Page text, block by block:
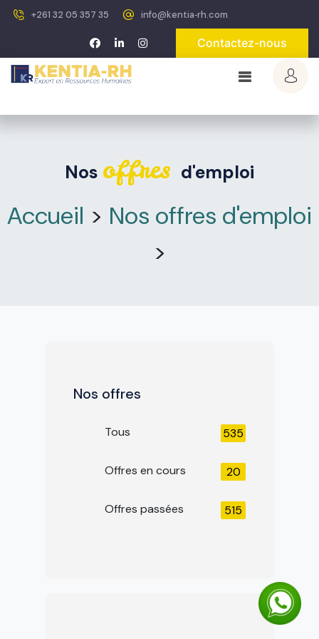
+261 32 05 357 35 info@kentia‐rh.com
Contactez-nous
Nos offres d'emploi
Accueil > Nos offres d'emploi
>
Nos offres
Tous 535
Offres en cours 20
Offres passées 515